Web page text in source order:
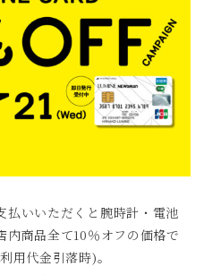
払いいただくと腕時計・電池
内商品全て10％オフの価格で
用代金引落時)。